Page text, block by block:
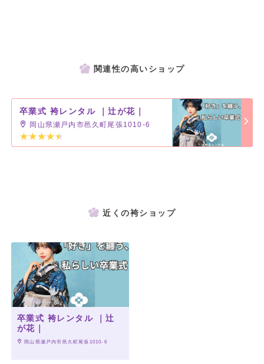
関連性の高いショップ
卒業式 袴レンタル ｜辻が花｜
岡山県瀬戸内市邑久町尾張1010-6
近くの袴ショップ
卒業式 袴レンタル ｜辻
が花｜
岡山県瀬戸内市邑久町尾張1010-6